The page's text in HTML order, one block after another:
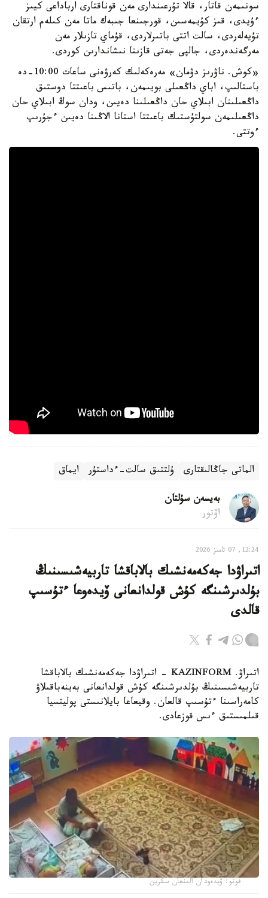
سونىمەن قاتار، قالا تۇرعىندارى مەن قوناقتارى ارباداعى كيىز
ءۇيدى، قىز كۇيمەسىن، قورجىنعا جىبەك ماتا مەن كىلەم ارتقان
تۇيەلەردى، سالت اتتى باتىرلاردى، قۇماي تازىلار مەن
مەرگەندەردى، جالپى جەتى قازىنا نىشاندارىن كوردى.
«كوش. ناۋرىز دۋمان» مەرەكەلىك كەرۋەنى ساعات 10:00-دە
باستالىپ، اباي داڭعىلى بويىمەن، باتىس باعىتتا دوستىق
داڭعىلىنان ابىلاي حان داڭعىلىنا دەيىن، ودان سوڭ ابىلاي حان
داڭعىلىمەن سولتۇستىك باعىتتا استانا الاڭىنا دەيىن ءجۇرىپ
ءوتتى.
الماتى جاڭالىقتارى ۇلتتىق سالت-ءداستۇر ايماق
بەيسەن سۇلتان
اۆتور
12:24, 07 تامىز 2026
اتىراۋدا جەكەمەنشىك بالاباقشا تاربيەشىسىنىڭ
بۇلدىرشىنگە كۇش قولدانعانى ۆيدەوعا ءتۇسىپ
قالدى
اتىراۋ. KAZINFORM - اتىراۋدا جەكەمەنشىك بالاباقشا
تاربيەشىسىنىڭ بۇلدىرشىنگە كۇش قولدانعانى بەينەباقىلاۋ
كامەراسىنا ءتۇسىپ قالعان. وقيعاعا بايلانىستى پوليتسيا
قىلمىستىق ءىس قوزعادى.
فوتو: ۆيدەودان الىنعان سكرين